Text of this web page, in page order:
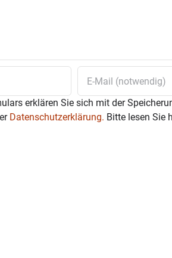
erklären Sie sich mit der
Datenschutzerklärung. Bitte lesen Sie